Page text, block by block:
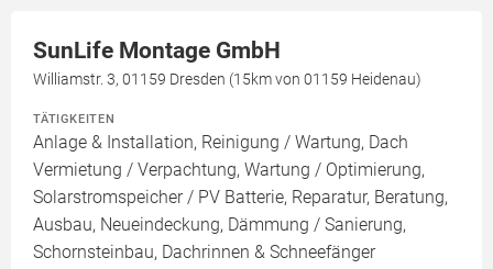
SunLife Montage GmbH
Williamstr. 3, 01159 Dresden (15km von 01159 Heidenau)
TÄTIGKEITEN
Anlage & Installation, Reinigung / Wartung, Dach
Vermietung / Verpachtung, Wartung / Optimierung,
Solarstromspeicher / PV Batterie, Reparatur, Beratung,
Ausbau, Neueindeckung, Dämmung / Sanierung,
Schornsteinbau, Dachrinnen & Schneefänger